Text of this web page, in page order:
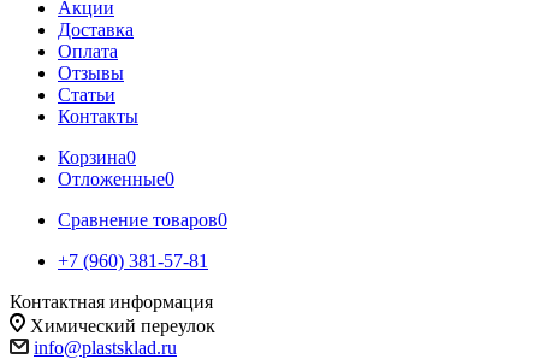
Акции
Доставка
Оплата
Отзывы
Статьи
Контакты
Корзина0
Отложенные0
Сравнение товаров0
+7 (960) 381-57-81
Контактная информация
Химический переулок
info@plastsklad.ru